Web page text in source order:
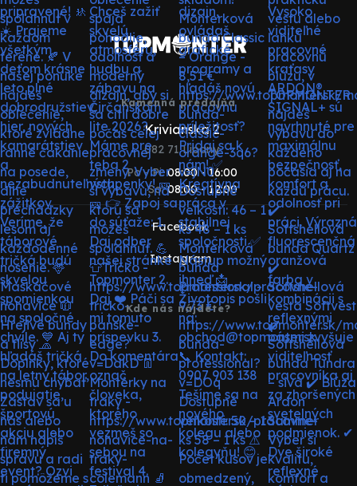
Kamenná predajňa
Krivianska 2
082 71 Lipany
Po - Pi:
So:
08:00 - 16:00
08:00 - 12:00
Facebook
Instagram
Kde nás nájdete?